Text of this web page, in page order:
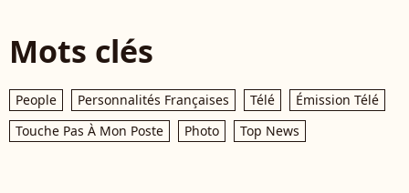
Mots clés
People Personnalités Françaises Télé
Émission Télé
Touche Pas À Mon Poste
Photo Top News